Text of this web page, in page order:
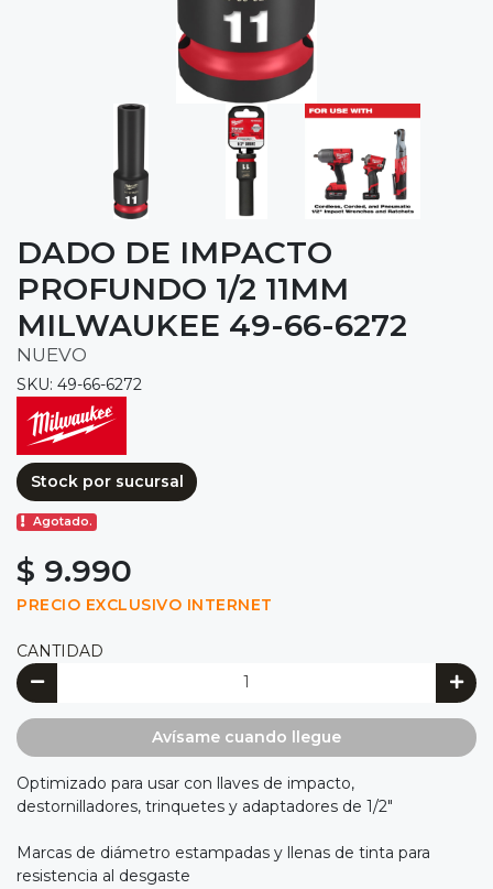
DADO DE IMPACTO
PROFUNDO 1/2 11MM
MILWAUKEE 49-66-6272
NUEVO
SKU: 49-66-6272
Stock por sucursal
Agotado.
$ 9.990
PRECIO EXCLUSIVO INTERNET
CANTIDAD
Avísame cuando llegue
Optimizado para usar con llaves de impacto,
destornilladores, trinquetes y adaptadores de 1/2"
Marcas de diámetro estampadas y llenas de tinta para
resistencia al desgaste